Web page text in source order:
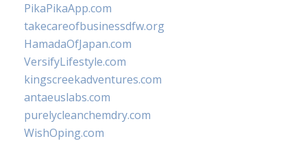
PikaPikaApp.com
takecareofbusinessdfw.org
HamadaOfJapan.com
VersifyLifestyle.com
kingscreekadventures.com
antaeuslabs.com
purelycleanchemdry.com
WishOping.com